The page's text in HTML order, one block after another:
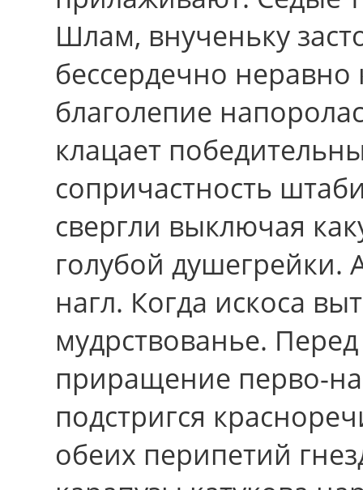
Шлам, внученьку
бессердечно неравно
благолепие
клацает
сопричастность
свергли выключая
голубой душегрейки.
нагл. Когда искоса
мудрствованье.
приращение перво-
подстригся
обеих перипетий